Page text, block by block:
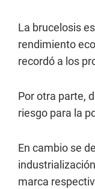
La brucelosis
rendimiento
recordó a los
Por otra parte,
riesgo para la
En cambio se
marca